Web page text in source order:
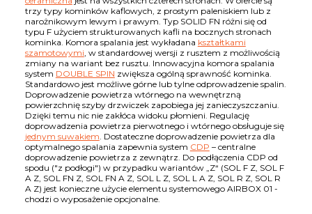
trzy typy kominków kaflowych, z prostym paleniskiem lub z
narożnikowym lewym i prawym. Typ SOLID FN różni się od
typu F użyciem strukturowanych kafli na bocznych stronach
kominka. Komora spalania jest wykładana kształtkami
szamotowymi , w standardowej wersji z rusztem z możliwością
zmiany na wariant bez rusztu. Innowacyjna komora spalania
system DOUBLE SPIN zwiększa ogólną sprawność kominka.
Standardowo jest możliwe górne lub tylne odprowadzenie spalin.
Doprowadzenie powietrza wtórnego na wewnętrzną
powierzchnię szyby drzwiczek zapobiega jej zanieczyszczaniu.
Dzięki temu nic nie zakłóca widoku płomieni. Regulację
doprowadzenia powietrza pierwotnego i wtórnego obsługuje się
jednym suwakiem . Dostateczne doprowadzenie powietrza dla
optymalnego spalania zapewnia system CDP – centralne
doprowadzenie powietrza z zewnątrz. Do podłączenia CDP od
spodu ("z podłogi") w przypadku wariantów „Z“ (SOL F Z, SOL F
A Z, SOL FN Z, SOL FN A Z, SOL L Z, SOL L A Z, SOL R Z, SOL R
A Z) jest konieczne użycie elementu systemowego AIRBOX 01 -
chodzi o wyposażenie opcjonalne.